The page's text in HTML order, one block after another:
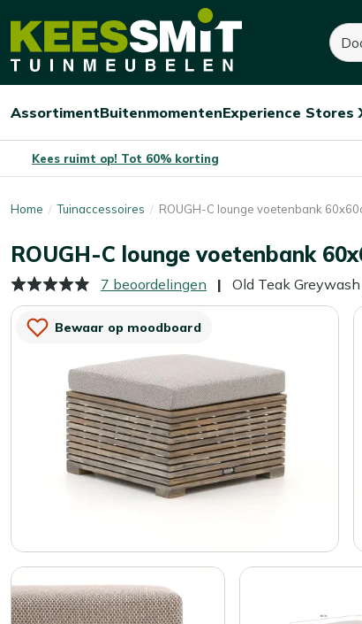
Kees
Tuinmeubelen
Open/sluit
Assortiment
Open/sluit
Buitenmomenten
Open/
Experience Stores
Kees ruimt op! Tot 60% korting
Home Tuinaccessoires ROUGH-C lounge voetenbank
ROUGH-C lounge voetenbank
Old Teak
7 beoordelingen
Bewaar op moodboard
285,- 300,-
Je bespaart:15,- (-5%)